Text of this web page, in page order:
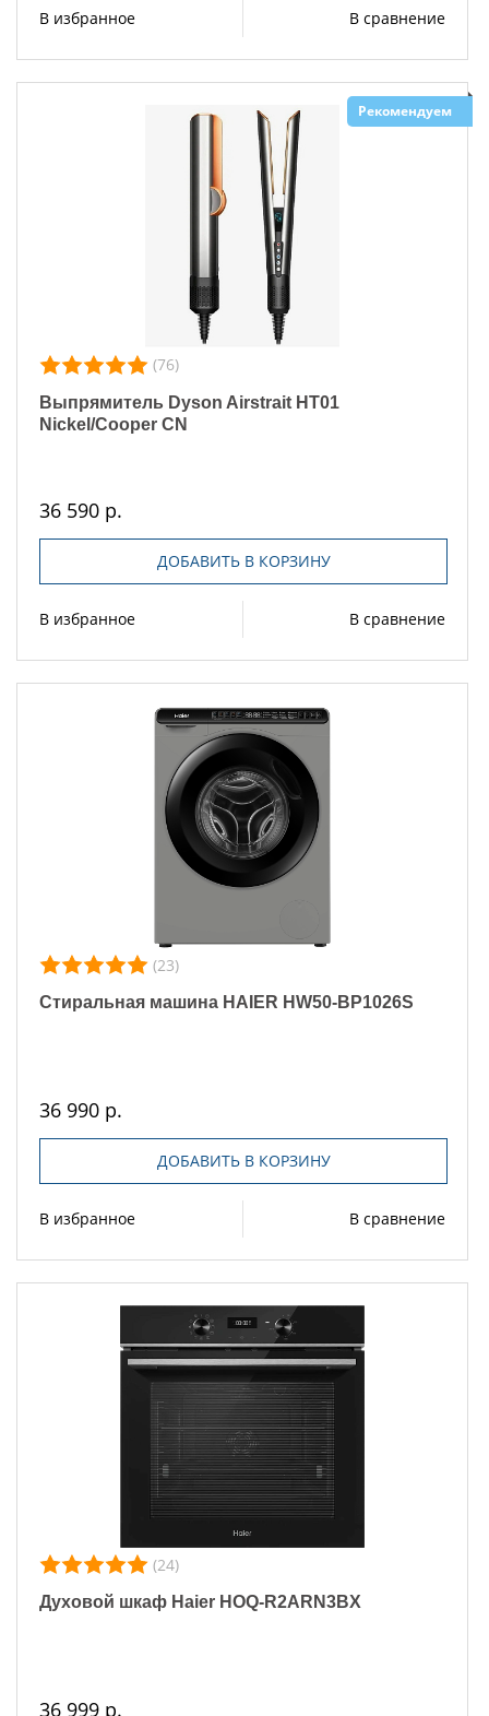
В избранное В сравнение
Рекомендуем
(76)
Выпрямитель Dyson Airstrait HT01
Nickel/Cooper CN
36 590 р.
ДОБАВИТЬ В КОРЗИНУ
В избранное В сравнение
(23)
Стиральная машина HAIER HW50-BP1026S
36 990 р.
ДОБАВИТЬ В КОРЗИНУ
В избранное В сравнение
(24)
Духовой шкаф Haier HOQ-R2ARN3BX
36 999 р.